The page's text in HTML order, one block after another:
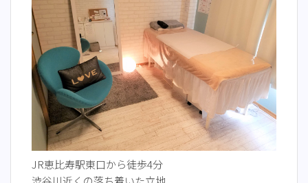
JR恵比寿駅東口から徒歩4分